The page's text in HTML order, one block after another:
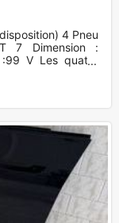
4 Pneu
7 Dimension :
V Les quatre